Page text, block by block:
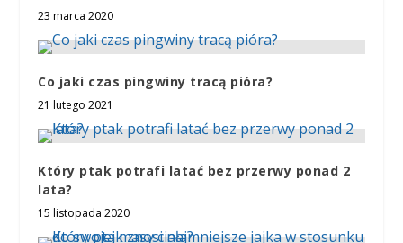
23 marca 2020
Co jaki czas pingwiny tracą pióra?
21 lutego 2021
Który ptak potrafi latać bez przerwy ponad 2
lata?
15 listopada 2020